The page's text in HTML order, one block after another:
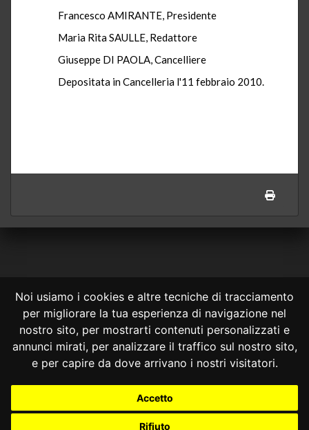
Noi usiamo i cookies e altre tecniche di tracciamento
per migliorare la tua esperienza di navigazione nel
nostro sito, per mostrarti contenuti personalizzati e
annunci mirati, per analizzare il traffico sul nostro sito,
e per capire da dove arrivano i nostri visitatori.
Accetto
Rifiuto
Francesco AMIRANTE, Presidente
Maria Rita SAULLE, Redattore
Giuseppe DI PAOLA, Cancelliere
Depositata in Cancelleria l'11 febbraio 2010.
CONSULTA ONLINE DAL 1995 -NOTE LEGALI
Consulta OnLine non ha prodotto e non è responsabile per i contenuti e
le informazioni legali di siti collegati.
costituisce una relazione di consulenza legale.
Nessuno deve confidare o agire in base alle informazioni disponibili in